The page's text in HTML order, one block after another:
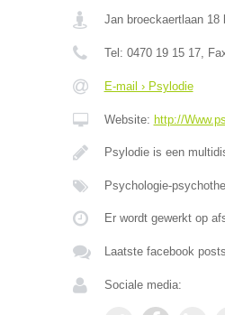
Jan broeckaertlaan 18
Tel: 0470 19 15 17,
E-mail › Psylodie
Website: http://
Psylodie is een
Psychologie-
Er wordt gewerkt op
Laatste facebook posts
Sociale media: